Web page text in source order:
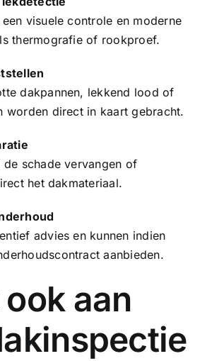
visuele controle en moderne
thermografie of rookproef.
dakpannen, lekkend lood of
worden direct in kaart gebracht.
de schade vervangen of
het dakmateriaal.
advies en kunnen indien
aanbieden.
aan